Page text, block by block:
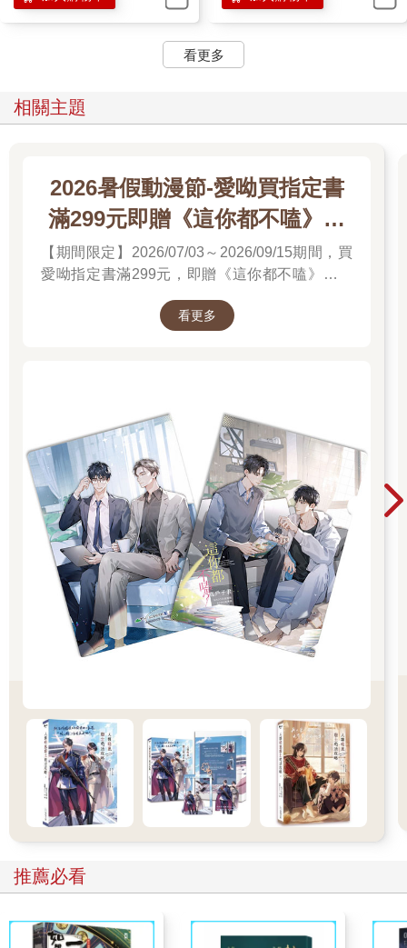
站在我們前方的男人將抬起的手掌握成拳，黑色邪火眨眼把所有
黑術士燒成灰燼，讓人難以想像那是很難對抗的不死邪惡。然
後，他轉過身，熟悉冰冷的面孔變得較為柔和些，就這樣對著學
興。」
學長也回了禮。
看更多
相關主題
2026暑假動漫節-愛呦買指定書
滿299元即贈《這你都不嗑》文
件夾
【期間限定】2026/07/03～2026/09/15期間，買
愛呦指定書滿299元，即贈《這你都不嗑》文件
夾！單筆訂單不累贈，數量有限，送完為止！
看更多
推薦必看